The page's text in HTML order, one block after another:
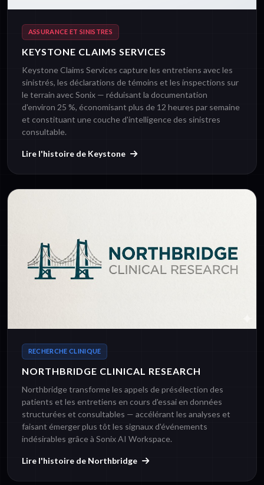
ASSURANCE ET SINISTRES
KEYSTONE CLAIMS SERVICES
Keystone Claims Services capture les entretiens avec les
sinistrés, les déclarations de témoins et les inspections sur
le terrain avec Sonix — réduisant la documentation
d'environ 25 %, économisant plus de 12 heures par semaine
et constituant une couche d'intelligence des sinistres
consultable.
Lire l'histoire de Keystone
RECHERCHE CLINIQUE
NORTHBRIDGE CLINICAL RESEARCH
Northbridge transforme les appels de présélection des
patients et les entretiens en cours d'essai en données
structurées et consultables — accélérant les analyses et
faisant émerger plus tôt les signaux d'événements
indésirables grâce à Sonix AI Workspace.
Lire l'histoire de Northbridge